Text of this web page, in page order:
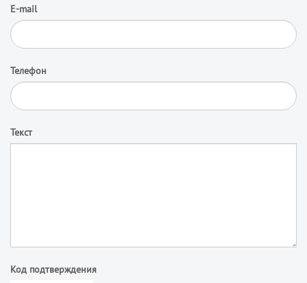
E-mail
Телефон
Текст
Код подтверждения